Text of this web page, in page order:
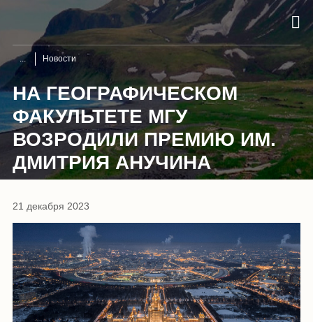
Новости
НА ГЕОГРАФИЧЕСКОМ
ФАКУЛЬТЕТЕ МГУ
ВОЗРОДИЛИ ПРЕМИЮ ИМ.
ДМИТРИЯ АНУЧИНА
21 декабря 2023